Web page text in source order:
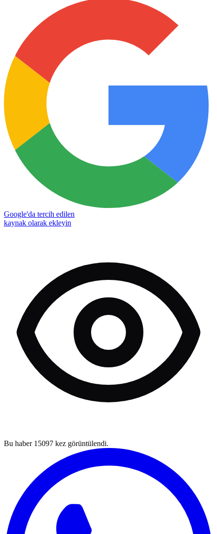
Google'da tercih edilen
kaynak olarak ekleyin
Bu haber 15097 kez görüntülendi.